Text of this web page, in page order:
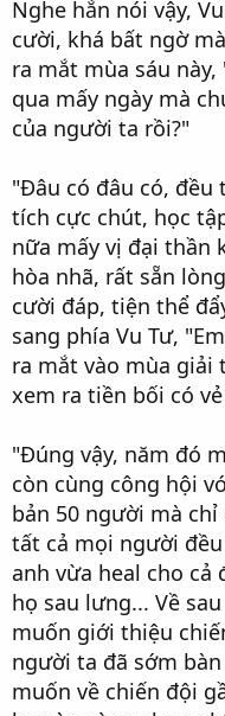
Nghe hắn nói vậy,
cười, khá bất ngờ
ra mắt mùa sáu
qua mấy ngày mà
của người ta rồi?"
"Đâu có đâu có,
tích cực chút, học
nữa mấy vị đại thần
hòa nhã, rất sẵn
cười đáp, tiện thể
sang phía Vu Tư,
ra mắt vào mùa
xem ra tiền bối có
"Đúng vậy, năm đó
còn cùng công hội
bản 50 người mà
tất cả mọi người
anh vừa heal cho cả
họ sau lưng... Về
muốn giới thiệu
người ta đã sớm
muốn về chiến đội